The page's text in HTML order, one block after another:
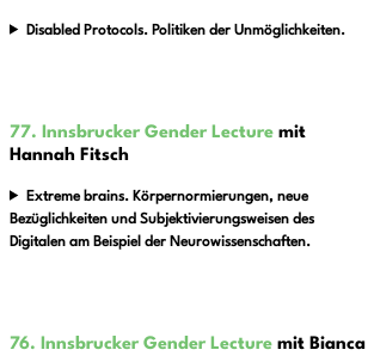
Disabled Protocols. Politiken der Unmöglichkeiten.
77. Innsbrucker Gender Lecture mit
Hannah Fitsch
Extreme brains. Körpernormierungen, neue
Bezüglichkeiten und Subjektivierungsweisen des
Digitalen am Beispiel der Neurowissenschaften.
76. Innsbrucker Gender Lecture mit Bianca